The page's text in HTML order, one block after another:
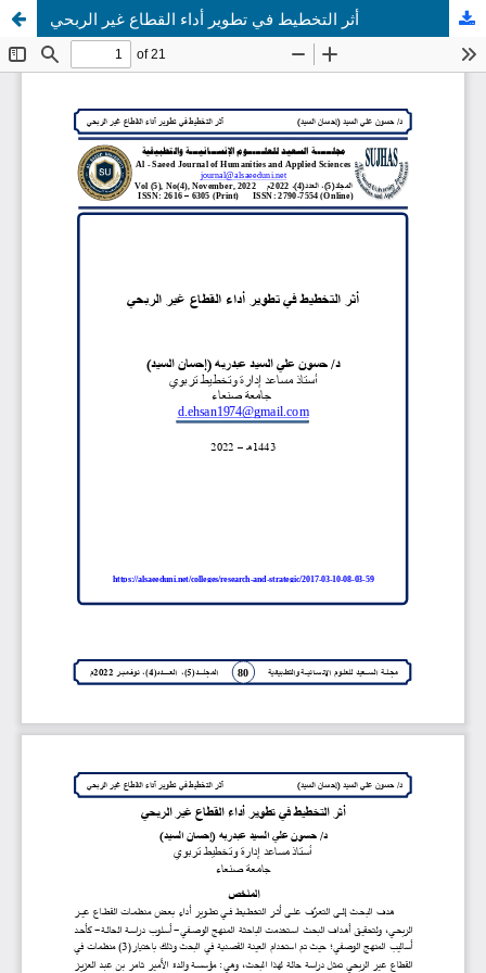
أثر التخطيط في تطوير أداء القطاع غير الربحي